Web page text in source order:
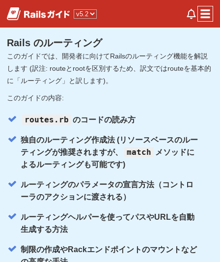
Rails のルーティング
このガイドでは、開発者に向けてRailsのルーティング機能を解説
します (訳注: routeとrootを区別するため、訳文ではrouteを基本的
に「ルーティング」と訳します)。
このガイドの内容:
routes.rb のコードの読み方
独自のルーティング作成法 (リソースベースのルー
ティングが推奨されますが、
match
メソッドに
よるルーティングも可能です)
ルーティングのパラメータの宣言方法（コントロ
ーラのアクションに渡される）
ルーティングヘルパーを使ってパスやURLを自動
生成する方法
制限の作成やRackエンドポイントのマウントなど